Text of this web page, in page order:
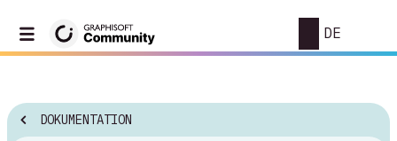
DE
DOKUMENTATION